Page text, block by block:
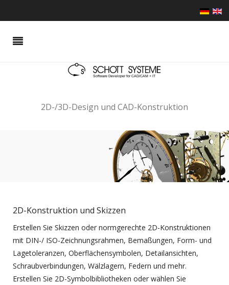
2D-/3D-Design und CAD-Konstruktion
2D-Konstruktion und Skizzen
Erstellen Sie Skizzen oder normgerechte 2D-Konstruktionen
mit DIN-/ ISO-Zeichnungsrahmen, Bemaßungen, Form- und
Lagetoleranzen, Oberflächensymbolen, Detailansichten,
Schraubverbindungen, Wälzlagern, Federn und mehr.
Erstellen Sie 2D-Symbolbibliotheken oder wählen Sie